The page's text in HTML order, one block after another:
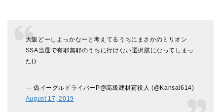
大阪どーしよっかなーと考えてるうちにまさかのミリオン
SSA当選で有耶無耶のうちに行けない選択肢になってしまっ
た()
— 偽イーグルドライバーP@高級建材荷役人 (@Kansai614)
August 17, 2019